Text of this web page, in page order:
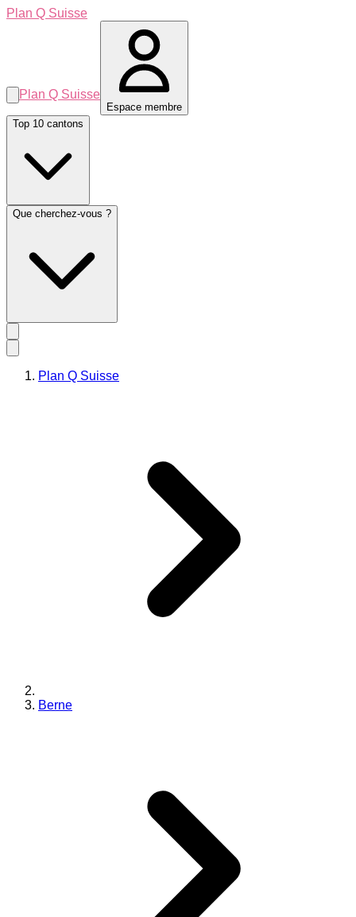
Plan Q Suisse
Plan Q Suisse
Espace membre
Top 10 cantons
Que cherchez-vous ?
Plan Q Suisse
Berne